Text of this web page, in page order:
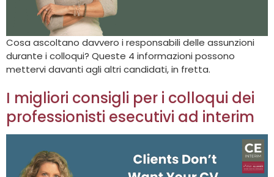
Cosa ascoltano davvero i responsabili delle assunzioni
durante i colloqui? Queste 4 informazioni possono
mettervi davanti agli altri candidati, in fretta.
I migliori consigli per i colloqui dei
professionisti esecutivi ad interim